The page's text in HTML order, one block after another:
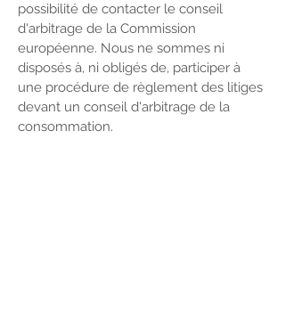
possibilité de contacter le conseil
d'arbitrage de la Commission
européenne. Nous ne sommes ni
disposés à, ni obligés de, participer à
une procédure de règlement des litiges
devant un conseil d'arbitrage de la
consommation.